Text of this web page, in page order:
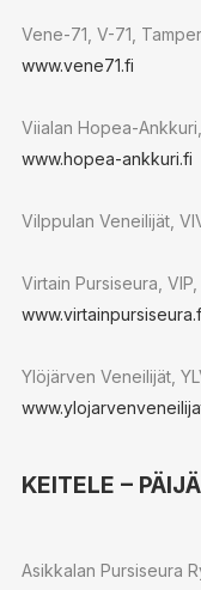
Vene-71, V-71,
www.vene71.fi
Viialan Hopea-
www.hopea-ankkuri.fi
Vilppulan Veneilijät,
Virtain
Ylöjärven Veneilijät,
KEITELE –
Asikkalan Pursiseura